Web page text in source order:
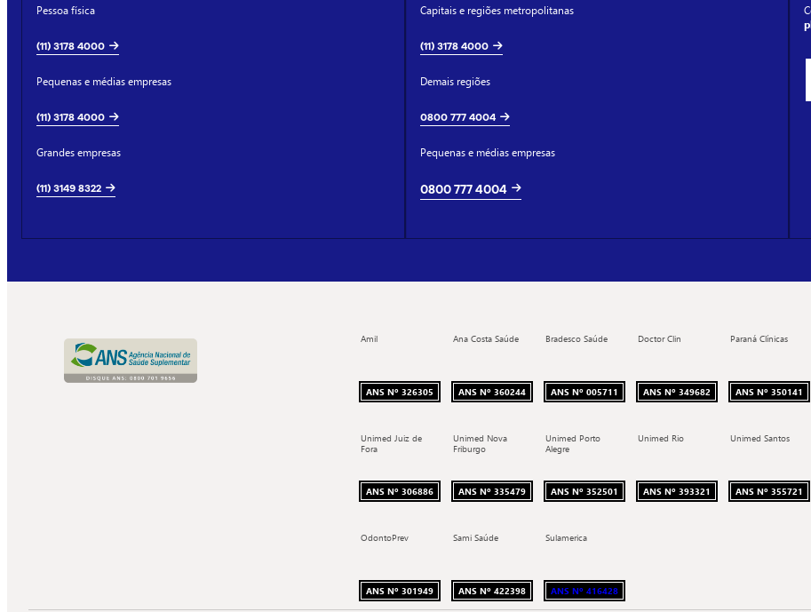
Pessoa física
(11) 3178 4000
Pequenas e médias empresas
(11) 3178 4000
Grandes empresas
(11) 3149 8322
Capitais e regiões metropolitanas
(11) 3178 4000
Demais regiões
0800 777 4004
Pequenas e médias empresas
0800 777 4004
Amil
ANS Nº 326305
Ana Costa Saúde
ANS Nº 360244
Bradesco Saúde
ANS Nº 005711
Doctor Clin
ANS Nº 349682
Paraná Clínicas
ANS Nº 350141
Unimed Juiz de
Fora
ANS Nº 306886
Unimed Nova
Friburgo
ANS Nº 335479
Unimed Porto
Alegre
ANS Nº 352501
Unimed Rio
ANS Nº 393321
Unimed Santos
ANS Nº 355721
OdontoPrev
ANS Nº 301949
Sami Saúde
ANS Nº 422398
Sulamerica
ANS Nº 416428